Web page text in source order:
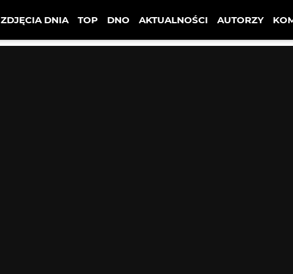
ZDJĘCIA DNIA TOP DNO AKTUALNOŚCI AUTORZY